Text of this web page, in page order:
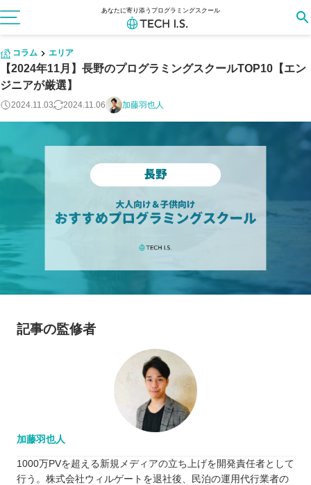
あなたに寄り添うプログラミングスクール
コラム エリア
【2024年11月】長野のプログラミングスクールTOP10【エン
ジニアが厳選】
2024.11.03 2024.11.06 加藤羽也人
記事の監修者
加藤羽也人
1000万PVを超える新規メディアの立ち上げを開発責任者として
行う。株式会社ウィルゲートを退社後、民泊の運用代行業者の